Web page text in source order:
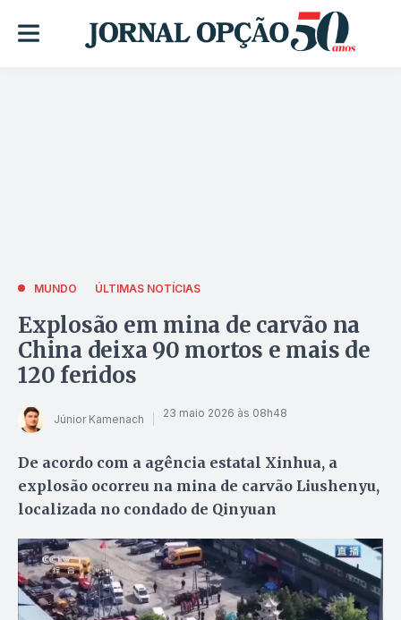
MUNDO ÚLTIMAS NOTÍCIAS
Explosão em mina de carvão na
China deixa 90 mortos e mais de
120 feridos
Júnior Kamenach 23 maio 2026 às 08h48
De acordo com a agência estatal Xinhua, a
explosão ocorreu na mina de carvão Liushenyu,
localizada no condado de Qinyuan